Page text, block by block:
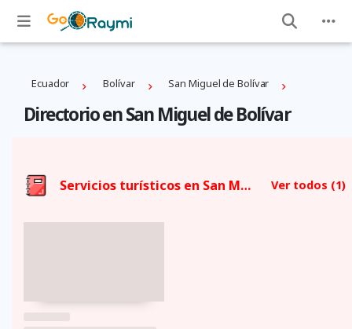
Ecuador Bolí­var San Miguel de Bolívar
Directorio en San Miguel de Bolívar
Servicios turísticos en San Miguel de Bolívar Ver todos (1)